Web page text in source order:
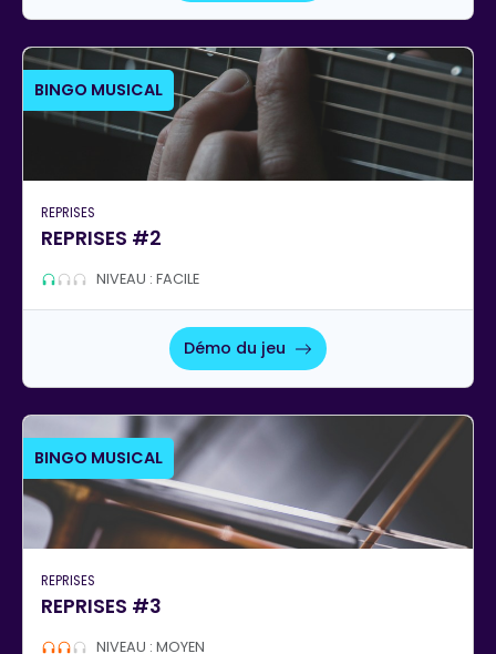
BINGO MUSICAL
REPRISES
REPRISES #2
NIVEAU : FACILE
Démo du jeu
BINGO MUSICAL
REPRISES
REPRISES #3
NIVEAU : MOYEN